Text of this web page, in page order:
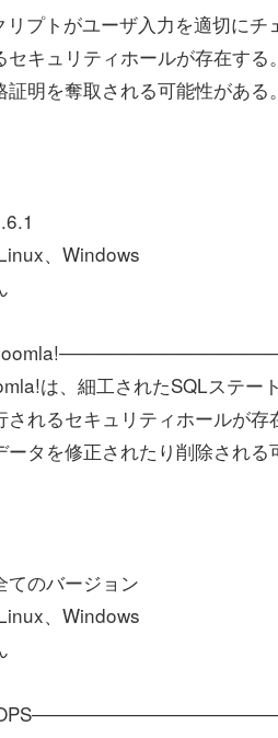
プトがユーザ入力を適切に
キュリティホールが存在す
明を奪取される可能性がある。
、Windows
は、細工されたSQLステー
れるセキュリティホールが
タを修正されたり削除される
てのバージョン
、Windows